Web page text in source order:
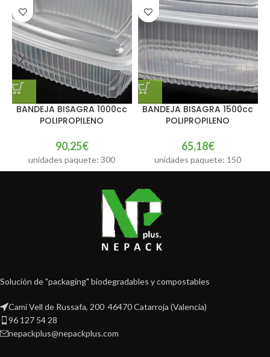
BANDEJA BISAGRA 1000cc
POLIPROPILENO
90,25€
unidades paquete: 300
BANDEJA BISAGRA 1500cc
POLIPROPILENO
65,18€
unidades paquete: 150
Solución de "packaging" biodegradables y compostables
Camí Vell de Russafa, 200 46470 Catarroja (Valencia)
96 127 54 28
nepackplus@nepackplus.com